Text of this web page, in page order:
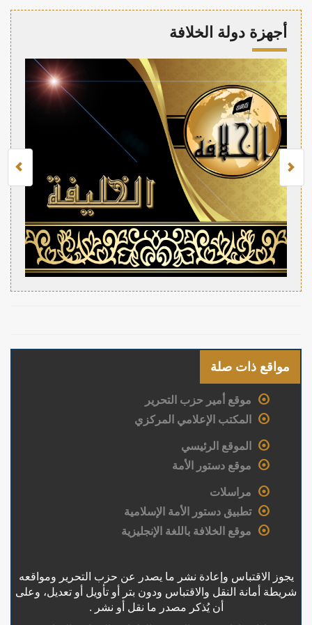
أجهزة دولة الخلافة
مواقع ذات صلة
موقع أمير حزب التحرير
المكتب الإعلامي المركزي
الموقع الرئيسي
موقع دستور الأمة
مراسلات
تطبيق دستور الأمة الإسلامية
موقع الخلافة باللغة الإنجليزية
يجوز الاقتباس وإعادة نشر ما يصدر عن حزب التحرير ومواقعه
شريطة أمانة النقل والاقتباس ودون بتر أو تأويل أو تعديل، وعلى
أن يُذكر مصدر ما نقل أو نشر .